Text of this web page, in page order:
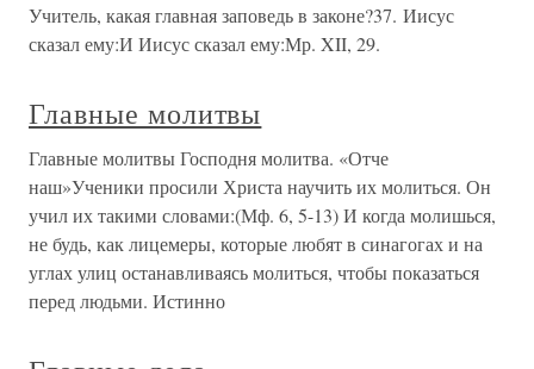
Учитель, какая главная заповедь в законе?37. Иисус
сказал ему:И Иисус сказал ему:Мр. XII, 29.
Главные молитвы
Главные молитвы Господня молитва. «Отче
наш»Ученики просили Христа научить их молиться. Он
учил их такими словами:(Мф. 6, 5-13) И когда молишься,
не будь, как лицемеры, которые любят в синагогах и на
углах улиц останавливаясь молиться, чтобы показаться
перед людьми. Истинно